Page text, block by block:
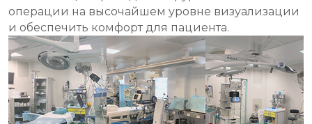
операции на высочайшем уровне визуализации
и обеспечить комфорт для пациента.